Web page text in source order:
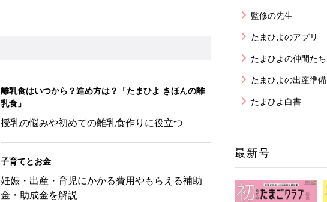
離乳食はいつから？進め方は？「たまひよ きほんの離
乳食」
授乳の悩みや初めての離乳食作りに役立つ
子育てとお金
妊娠・出産・育児にかかる費用やもらえる補助
金・助成金を解説
監修の先生
たまひよのアプリ
たまひよの仲間たち
たまひよの出産準備
たまひよ白書
最新号